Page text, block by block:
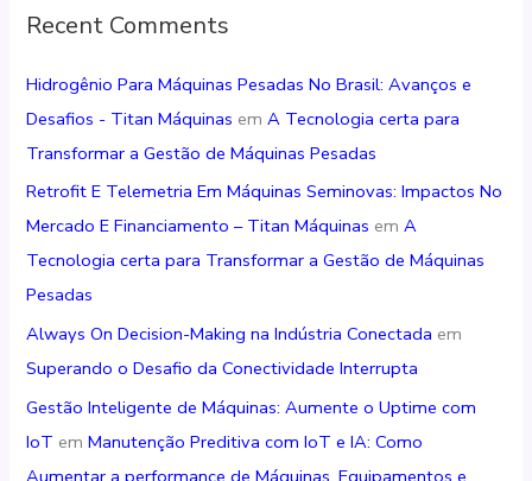
Recent Comments
Hidrogênio Para Máquinas Pesadas No Brasil: Avanços e
Desafios - Titan Máquinas emA Tecnologia certa para
Transformar a Gestão de Máquinas Pesadas
Retrofit E Telemetria Em Máquinas Seminovas: Impactos No
Mercado E Financiamento – Titan Máquinas emA
Tecnologia certa para Transformar a Gestão de Máquinas
Pesadas
Always On Decision-Making na Indústria Conectada em
Superando o Desafio da Conectividade Interrupta
Gestão Inteligente de Máquinas: Aumente o Uptime com
IoT emManutenção Preditiva com IoT e IA: Como
Aumentar a performance de Máquinas, Equipamentos e